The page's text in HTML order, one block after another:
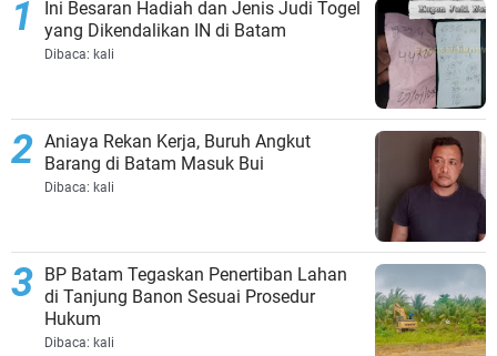
Ini Besaran Hadiah dan Jenis Judi Togel
yang Dikendalikan IN di Batam
Dibaca: kali
Aniaya Rekan Kerja, Buruh Angkut
Barang di Batam Masuk Bui
Dibaca: kali
BP Batam Tegaskan Penertiban Lahan
di Tanjung Banon Sesuai Prosedur
Hukum
Dibaca: kali